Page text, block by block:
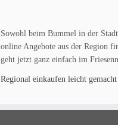
Sowohl beim Bummel in der
online Angebote aus der Region
geht jetzt ganz einfach im
Regional einkaufen leicht gemacht